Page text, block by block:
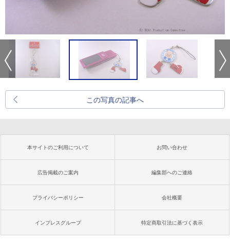
この写真の記事へ
本サイトのご利用について お問い合わせ
広告掲載のご案内 編集部へのご連絡
プライバシーポリシー 会社概要
インプレスグループ 特定商取引法に基づく表示